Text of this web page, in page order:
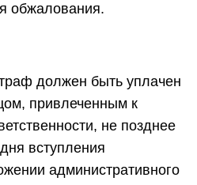
обжалования.
должен быть уплачен
привлеченным к
не позднее
вступления
административного